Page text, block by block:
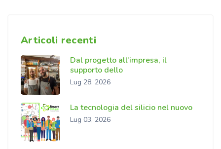
Articoli recenti
Dal progetto all’impresa, il
supporto dello
Lug 28, 2026
La tecnologia del silicio nel nuovo
Lug 03, 2026